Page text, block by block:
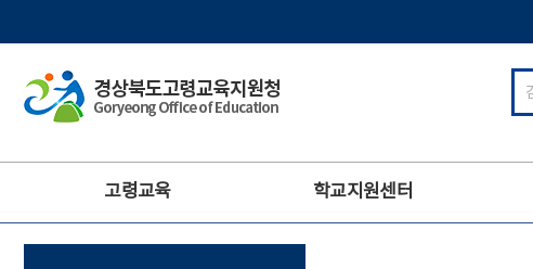
검
색
입
뉴
고령교육 학교지원센터